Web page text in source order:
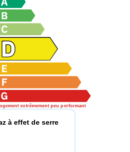
logement extrêmement peu performant
à effet de serre